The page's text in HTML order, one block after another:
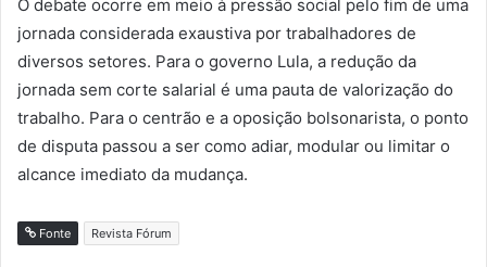
O debate ocorre em meio à pressão social pelo fim de uma
jornada considerada exaustiva por trabalhadores de
diversos setores. Para o governo Lula, a redução da
jornada sem corte salarial é uma pauta de valorização do
trabalho. Para o centrão e a oposição bolsonarista, o ponto
de disputa passou a ser como adiar, modular ou limitar o
alcance imediato da mudança.
Fonte Revista Fórum